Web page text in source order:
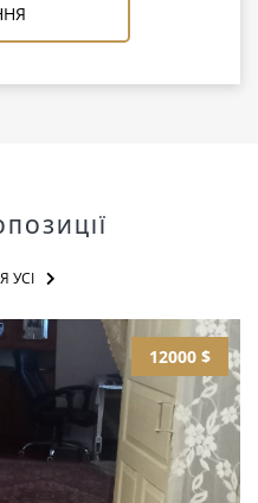
УСІ
12000 $